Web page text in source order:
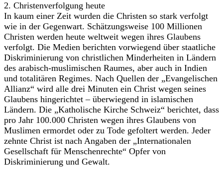
2. Christenverfolgung heute
In kaum einer Zeit wurden die Christen so stark verfolgt
wie in der Gegenwart. Schätzungsweise 100 Millionen
Christen werden heute weltweit wegen ihres Glaubens
verfolgt. Die Medien berichten vorwiegend über staatliche
Diskriminierung von christlichen Minderheiten in Ländern
des arabisch-muslimischen Raumes, aber auch in Indien
und totalitären Regimes. Nach Quellen der „Evangelischen
Allianz“ wird alle drei Minuten ein Christ wegen seines
Glaubens hingerichtet – überwiegend in islamischen
Ländern. Die „Katholische Kirche Schweiz“ berichtet, dass
pro Jahr 100.000 Christen wegen ihres Glaubens von
Muslimen ermordet oder zu Tode gefoltert werden. Jeder
zehnte Christ ist nach Angaben der „Internationalen
Gesellschaft für Menschenrechte“ Opfer von
Diskriminierung und Gewalt.